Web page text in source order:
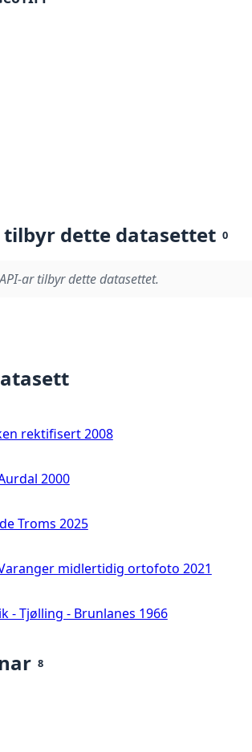
tilbyr dette datasettet 0
ar tilbyr dette datasettet.
rektifisert 2008
2000
Troms 2025
midlertidig ortofoto 2021
- Tjølling - Brunlanes 1966
8